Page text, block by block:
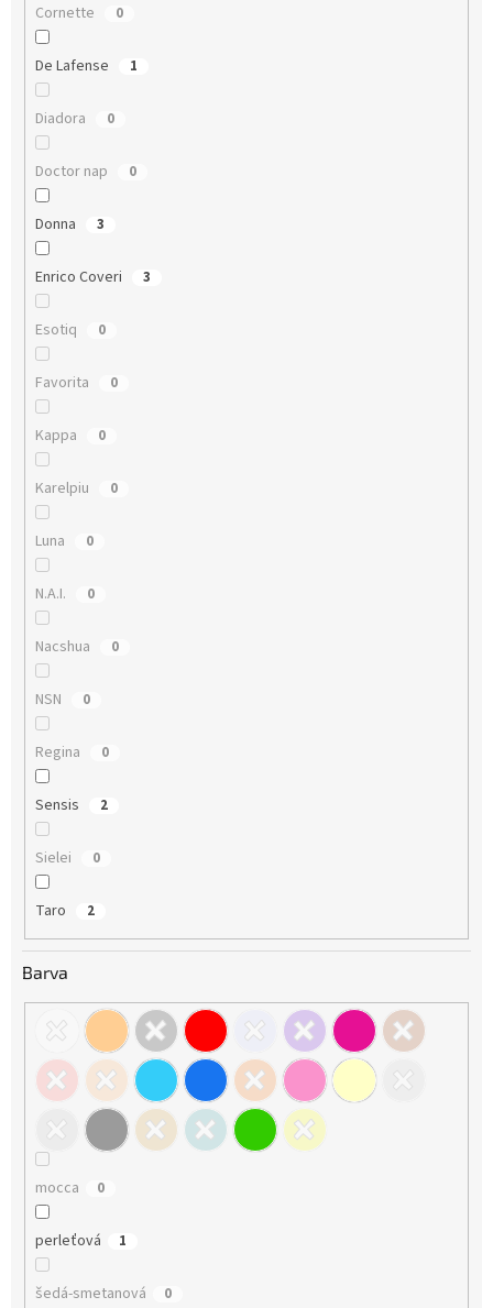
Cornette 0
De Lafense 1
Diadora 0
Doctor nap 0
Donna 3
Enrico Coveri 3
Esotiq 0
Favorita 0
Kappa 0
Karelpiu 0
Luna 0
N.A.I. 0
Nacshua 0
NSN 0
Regina 0
Sensis 2
Sielei 0
Taro 2
Barva
mocca 0
perleťová 1
šedá-smetanová 0